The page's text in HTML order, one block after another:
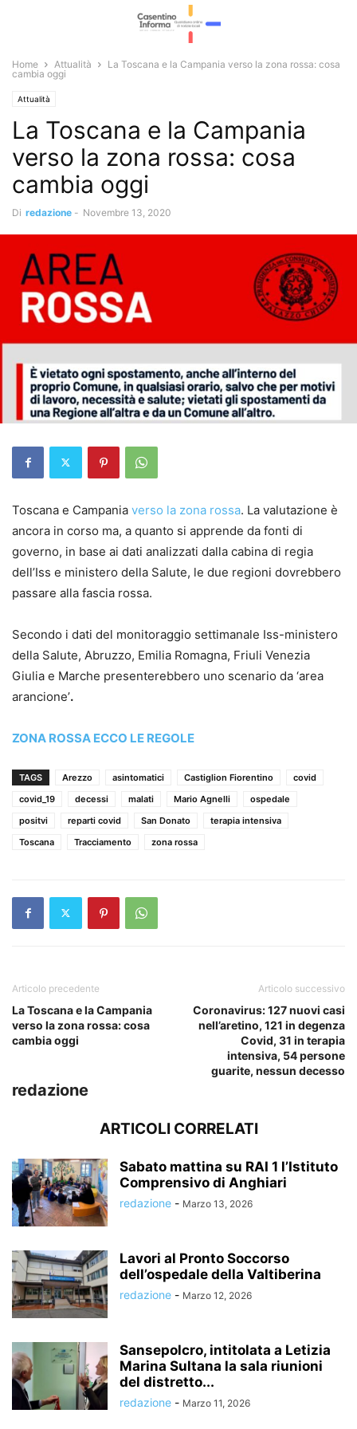
Home Attualità
La Toscana e la Campania verso la zona rossa: cosa
cambia oggi
Attualità
La Toscana e la Campania
verso la zona rossa: cosa
cambia oggi
Di redazione - Novembre 13, 2020
Toscana e Campania verso la zona rossa. La valutazione è
ancora in corso ma, a quanto si apprende da fonti di
governo, in base ai dati analizzati dalla cabina di regia
dell’Iss e ministero della Salute, le due regioni dovrebbero
passare alla fascia rossa.
Secondo i dati del monitoraggio settimanale Iss-ministero
della Salute, Abruzzo, Emilia Romagna, Friuli Venezia
Giulia e Marche presenterebbero uno scenario da ‘area
arancione’.
ZONA ROSSA ECCO LE REGOLE
TAGS Arezzo asintomatici Castiglion Fiorentino
covid
covid_19
decessi malati Mario Agnelli
ospedale
positvi
reparti covid San Donato
terapia intensiva
Toscana
Tracciamento zona rossa
Articolo precedente
La Toscana e la Campania
verso la zona rossa: cosa
cambia oggi
Articolo successivo
Coronavirus: 127 nuovi casi
nell’aretino, 121 in degenza
Covid, 31 in terapia
intensiva, 54 persone
guarite, nessun decesso
redazione
ARTICOLI CORRELATI
Sabato mattina su RAI 1 l’Istituto
Comprensivo di Anghiari
redazione - Marzo 13, 2026
Lavori al Pronto Soccorso
dell’ospedale della Valtiberina
redazione - Marzo 12, 2026
Sansepolcro, intitolata a Letizia
Marina Sultana la sala riunioni
del distretto...
redazione - Marzo 11, 2026